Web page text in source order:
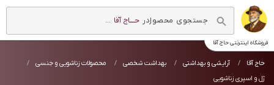
فروشگاه اینترنتیحاج آقا
در حــــاج آقا ...
حاج آقا آرایشی و بهداشتی بهداشت شخصی
محصولات زناشویی و جنسی
ژل و اسپری زناشویی